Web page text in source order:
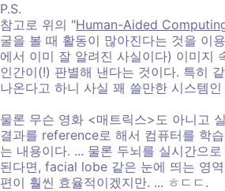
P.S.
참고로 위의 "Human-Aided
굴을 볼 때 활동이 많아진다는 것을 이
에서 이미 잘 알려진 사실이다) 이미지
인간이(!) 판별해 낸다는 것이다. 특히
나온다고 하니 사실 꽤 쓸만한 시스템인
물론 무슨 영화 <매트릭스>도 아니고
결과를 reference로 해서 컴퓨터를 학
는 내용이다. ... 물론 두뇌를 실시간으
된다면, facial lobe 같은 눈에 띄는 영
편이 훨씬 효율적이겠지만. ... ㅎㄷㄷ.